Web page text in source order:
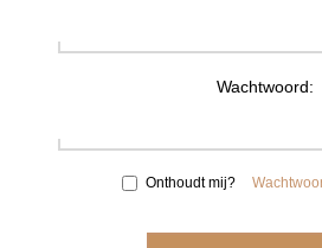
Wachtwoord:
Onthoudt mij?